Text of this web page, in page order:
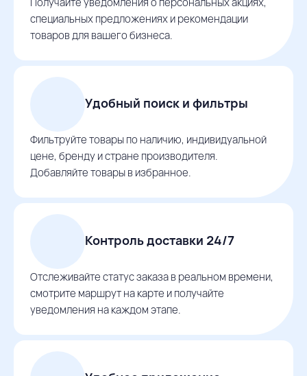
специальных предложениях и рекомендации
товаров для вашего бизнеса.
Удобный поиск и фильтры
Фильтруйте товары по наличию, индивидуальной
цене, бренду и стране производителя.
Добавляйте товары в избранное.
Контроль доставки 24/7
Отслеживайте статус заказа в реальном времени,
смотрите маршрут на карте и получайте
уведомления на каждом этапе.